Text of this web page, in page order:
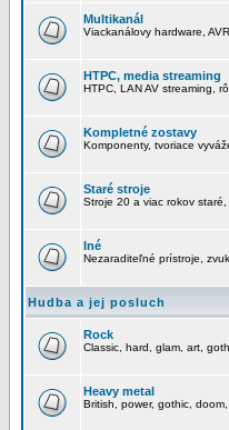
Multikanál
Viackanálovy hardware,
HTPC, media streaming
HTPC, LAN AV streaming,
Kompletné zostavy
Komponenty, tvoriace
Staré stroje
Stroje 20 a viac rokov
Iné
Nezaraditeľné prístroje,
Hudba a jej posluch
Rock
Classic, hard, glam, art,
Heavy metal
British, power, gothic,